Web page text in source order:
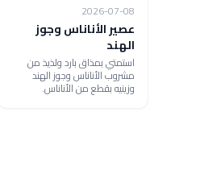
2026-07-08
عصير الأناناس وجوز
الهند
استمتي بمذاق بارد ولذيذ من
مشروب الأناناس وجوز الهند
وزينيه بقطع من الأناناس.